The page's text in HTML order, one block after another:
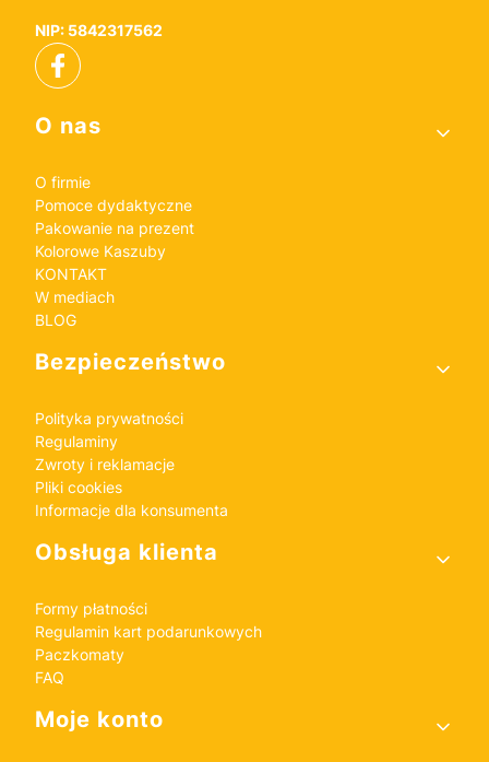
NIP: 5842317562
Linki w stopce
O nas
O firmie
Pomoce dydaktyczne
Pakowanie na prezent
Kolorowe Kaszuby
KONTAKT
W mediach
BLOG
Bezpieczeństwo
Polityka prywatności
Regulaminy
Zwroty i reklamacje
Pliki cookies
Informacje dla konsumenta
Obsługa klienta
Formy płatności
Regulamin kart podarunkowych
Paczkomaty
FAQ
Moje konto